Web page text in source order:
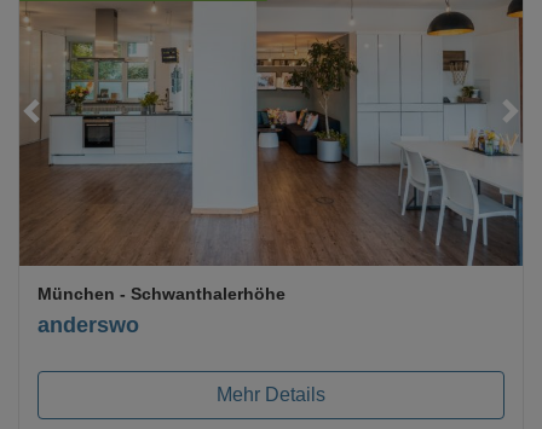
Loading...
anderswo
München - Schwanthalerhöhe
Mehr Details